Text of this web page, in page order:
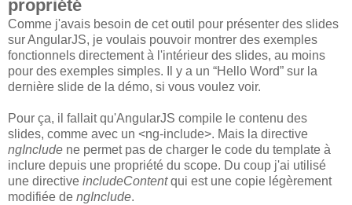
propriété
Comme j'avais besoin de cet outil pour présenter des slides
sur AngularJS, je voulais pouvoir montrer des exemples
fonctionnels directement à l'intérieur des slides, au moins
pour des exemples simples. Il y a un “Hello Word” sur la
dernière slide de la démo, si vous voulez voir.
Pour ça, il fallait qu'AngularJS compile le contenu des
slides, comme avec un <ng-include>. Mais la directive
ngInclude ne permet pas de charger le code du template à
inclure depuis une propriété du scope. Du coup j'ai utilisé
une directive includeContentqui est une copie légèrement
modifiée de ngInclude.